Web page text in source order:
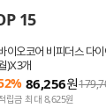
15
이오코어 비피더스 다
)X3개
86,256원
립금 최대 8,625원